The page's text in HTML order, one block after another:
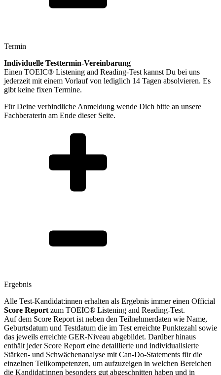
Termin
Individuelle Testtermin-Vereinbarung
Einen TOEIC® Listening and Reading-Test kannst Du bei uns
jederzeit mit einem Vorlauf von lediglich 14 Tagen absolvieren. Es
gibt keine fixen Termine.
Für Deine verbindliche Anmeldung wende Dich bitte an unsere
Fachberaterin am Ende dieser Seite.
Ergebnis
Alle Test-Kandidat:innen erhalten als Ergebnis immer einen Official
Score Report zum TOEIC® Listening and Reading-Test.
Auf dem Score Report ist neben den Teilnehmerdaten wie Name,
Geburtsdatum und Testdatum die im Test erreichte Punktezahl sowie
das jeweils erreichte GER-Niveau abgebildet. Darüber hinaus
enthält jeder Score Report eine detaillierte und individualisierte
Stärken- und Schwächenanalyse mit Can-Do-Statements für die
einzelnen Teilkompetenzen, um aufzuzeigen in welchen Bereichen
die Kandidat:innen besonders gut abgeschnitten haben und in